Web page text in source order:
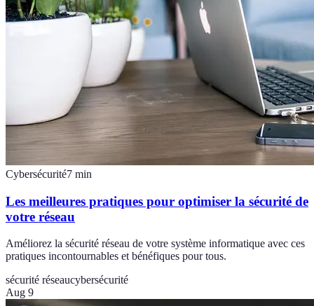
Cybersécurité7 min
Les meilleures pratiques pour optimiser la sécurité de
votre réseau
Améliorez la sécurité réseau de votre système informatique avec ces
pratiques incontournables et bénéfiques pour tous.
sécurité réseaucybersécurité
Aug 9